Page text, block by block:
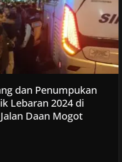
dan Penumpukan
Lebaran 2024 di
Daan Mogot